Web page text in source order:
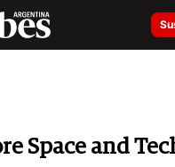
Space and